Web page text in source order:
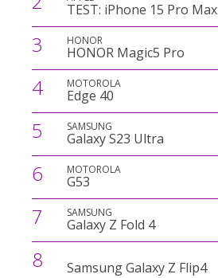
TEST: iPhone 15 Pro Max
3 HONOR
HONOR Magic5 Pro
4 MOTOROLA
Edge 40
5 SAMSUNG
Galaxy S23 Ultra
6 MOTOROLA
G53
7 SAMSUNG
Galaxy Z Fold 4
8 Samsung Galaxy Z Flip4